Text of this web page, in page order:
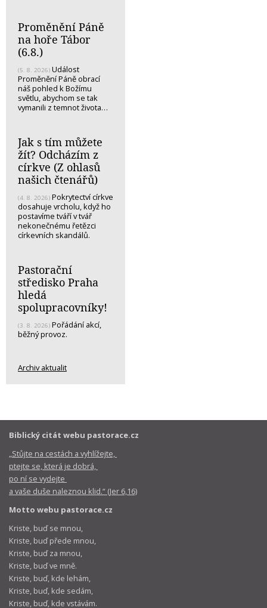
Proměnění Páně
na hoře Tábor
(6.8.)
(5. 8. 2026) Událost
Proměnění Páně obrací
náš pohled k Božímu
světlu, abychom se tak
vymanili z temnot života…
Jak s tím můžete
žít? Odcházím z
církve (Z ohlasů
našich čtenářů)
(4. 8. 2026) Pokrytectví církve
dosahuje vrcholu, když ho
postavíme tváří v tvář
nekonečnému řetězci
církevních skandálů.
Pastorační
středisko Praha
hledá
spolupracovníky!
(3. 8. 2026) Pořádání akcí,
běžný provoz.
Archiv aktualit
Biblický citát webu pastorace.cz
„Stůjte na cestách a vyhlížejte,
ptejte se, která je dobrá,
po ní se vydejte
a vaše duše naleznou klid.“ (Jer 6,16)
Motto webu pastorace.cz
Kriste, buď se mnou,
Kriste, buď přede mnou,
Kriste, buď za mnou,
Kriste, buď ve mně.
Kriste, buď, kde lehám,
Kriste, buď, kde sedám,
Kriste, buď, kde vstávám.